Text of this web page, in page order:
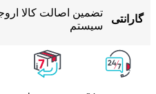
گارانتی
تضمین اصالت کالا
سیستم